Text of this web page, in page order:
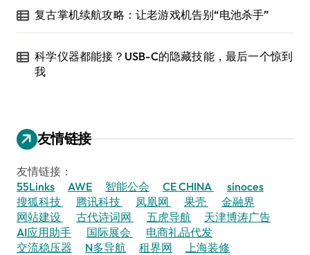
复古掌机续航攻略：让老游戏机告别“电池杀手”
科学仪器都能接？USB-C的隐藏技能，最后一个惊到
我
友情链接
友情链接：
55Links
AWE 智能公会 CE CHINA
sinoces
搜狐科技
腾讯科技 凤凰网 果壳
金融界
网站建设
古代诗词网 五虎导航
天津博涛广告
AI应用助手
国际展会
电商礼品代发
交流稳压器
N多导航 租界网 上海装修